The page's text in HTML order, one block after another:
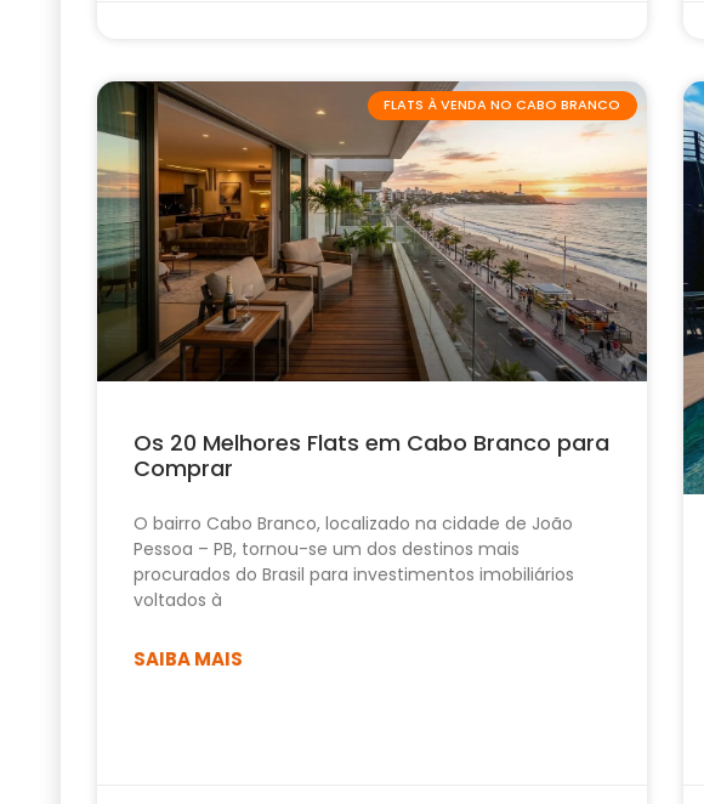
FLATS À VENDA NO CABO BRANCO
Os 20 Melhores Flats em Cabo Branco para
Comprar
O bairro Cabo Branco, localizado na cidade de João
Pessoa – PB, tornou-se um dos destinos mais
procurados do Brasil para investimentos imobiliários
voltados à
SAIBA MAIS